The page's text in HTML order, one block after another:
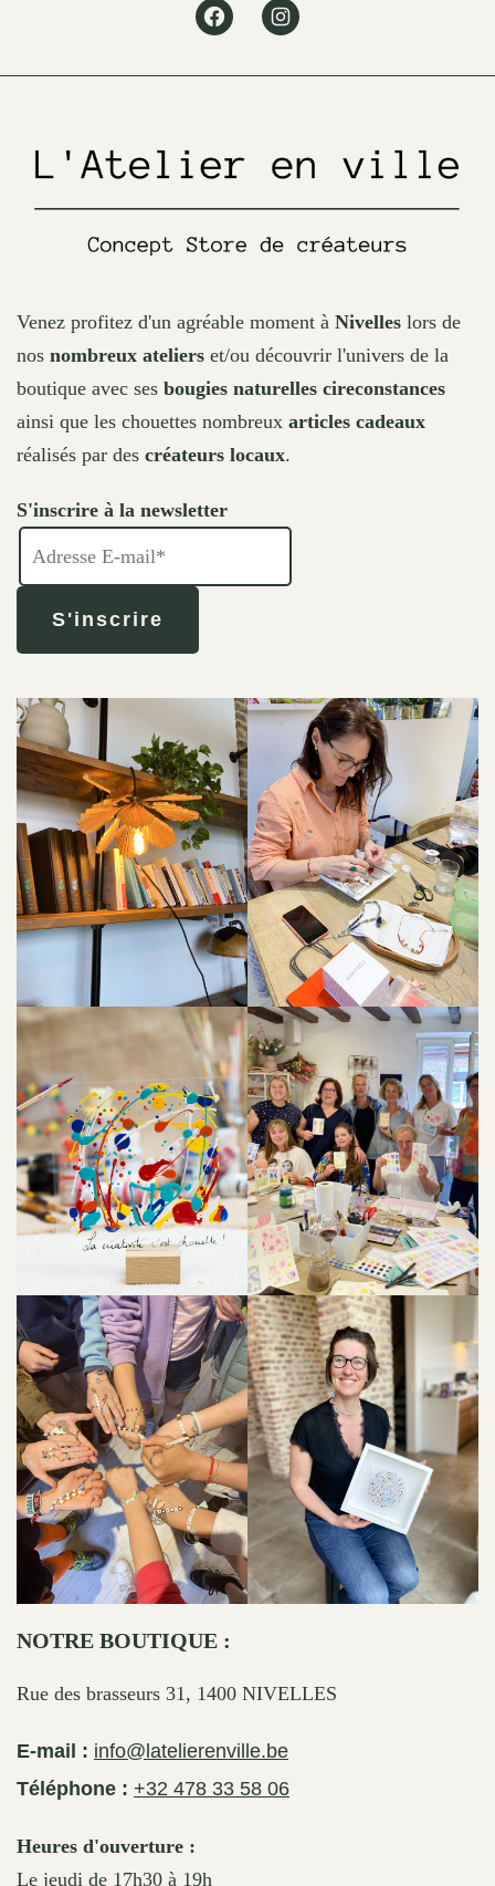
product
page
FacebookInstagram
Venez profitez d'un agréable moment à Nivelles lors de
nos nombreux ateliers et/ou découvrir l'univers de la
boutique avec ses bougies naturelles cireconstances
ainsi que les chouettes nombreux articles cadeaux
réalisés par des créateurs locaux.
S'inscrire à la newsletter
NOTRE BOUTIQUE :
Rue des brasseurs 31, 1400 NIVELLES
E-mail : info@latelierenville.be
Téléphone : +32 478 33 58 06
Heures d'ouverture :
Le jeudi de 17h30 à 19h